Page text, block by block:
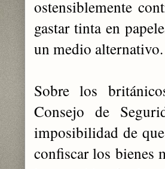
ostensiblemente
gastar tinta en
un medio alternativo.
Sobre los
Consejo de
imposibilidad de
confiscar los bienes